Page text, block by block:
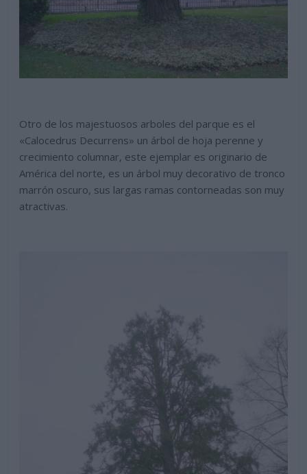
Otro de los majestuosos arboles del parque es el
«Calocedrus Decurrens» un árbol de hoja perenne y
crecimiento columnar, este ejemplar es originario de
América del norte, es un árbol muy decorativo de tronco
marrón oscuro, sus largas ramas contorneadas son muy
atractivas.